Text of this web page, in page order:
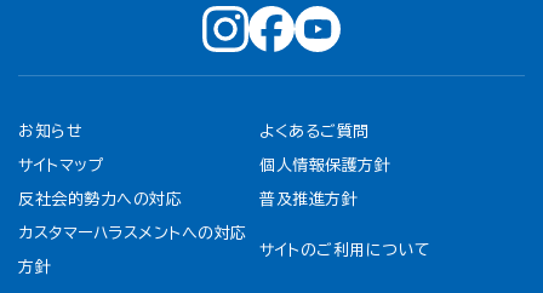
お知らせ よくあるご質問
サイトマップ 個人情報保護方針
反社会的勢力への対応 普及推進方針
カスタマーハラスメントへの対応
方針
サイトのご利用について